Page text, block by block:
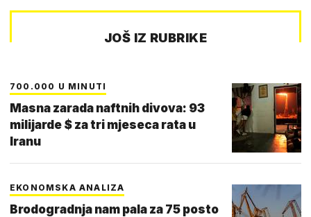
JOŠ IZ RUBRIKE
700.000 U MINUTI
Masna zarada naftnih divova: 93
milijarde $ za tri mjeseca rata u
Iranu
EKONOMSKA ANALIZA
Brodogradnja nam pala za 75 posto